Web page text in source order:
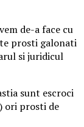
de-a face cu
prosti galonati
si juridicul
sunt escroci
ori prosti de